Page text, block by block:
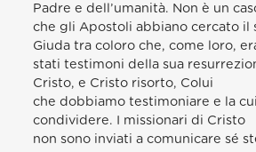
Padre e dell’umanità. Non è un
che gli Apostoli abbiano cercato il
Giuda tra coloro che, come loro,
stati testimoni della sua
Cristo, e Cristo risorto, Colui
che dobbiamo testimoniare e la
condividere. I missionari di Cristo
non sono inviati a comunicare sé